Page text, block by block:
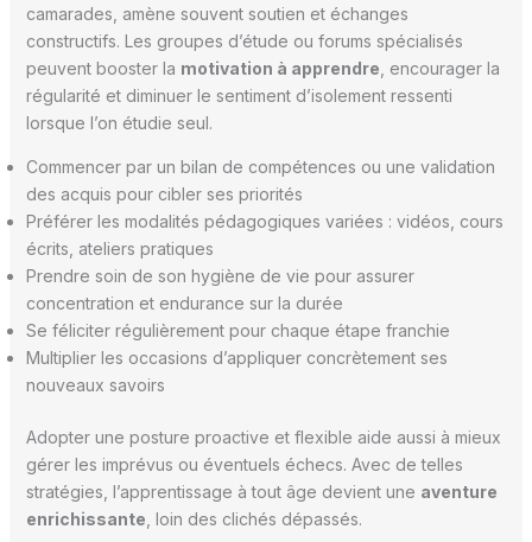
camarades, amène souvent soutien et échanges
constructifs. Les groupes d’étude ou forums spécialisés
peuvent booster la motivation à apprendre , encourager la
régularité et diminuer le sentiment d’isolement ressenti
lorsque l’on étudie seul.
Commencer par un bilan de compétences ou une validation
des acquis pour cibler ses priorités
Préférer les modalités pédagogiques variées : vidéos, cours
écrits, ateliers pratiques
Prendre soin de son hygiène de vie pour assurer
concentration et endurance sur la durée
Se féliciter régulièrement pour chaque étape franchie
Multiplier les occasions d’appliquer concrètement ses
nouveaux savoirs
Adopter une posture proactive et flexible aide aussi à mieux
gérer les imprévus ou éventuels échecs. Avec de telles
stratégies, l’apprentissage à tout âge devient une aventure
enrichissante , loin des clichés dépassés.